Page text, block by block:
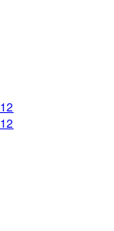
12
12